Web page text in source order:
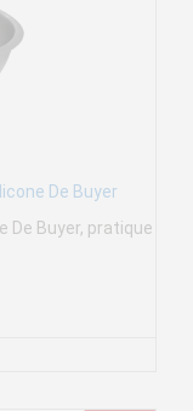
De Buyer
De Buyer, pratique